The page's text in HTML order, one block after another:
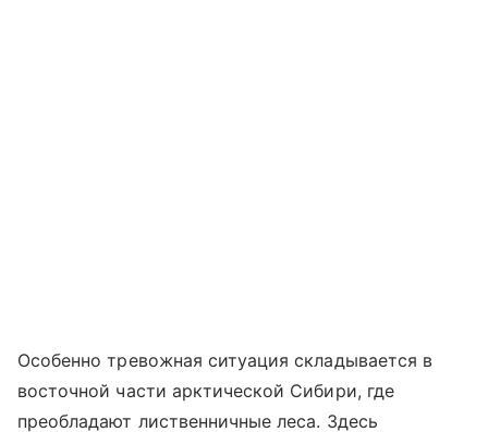
Особенно тревожная ситуация складывается в
восточной части арктической Сибири, где
преобладают лиственничные леса. Здесь